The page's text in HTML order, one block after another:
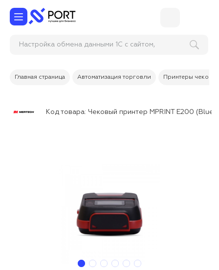
Настройка обмена данными 1С с сайтом,
Главная страница Автоматизация торговли Принтеры чеков,
Код товара: Чековый принтер MPRINT E200